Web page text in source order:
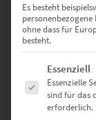
✅ Individuell
✅ Auswahl
✅ Sicher
✅ Regional
Es besteht
ohne dass für
besteht.
Es folgt eine
Essenziell
Essenzielle
sind für das
erforderlich.